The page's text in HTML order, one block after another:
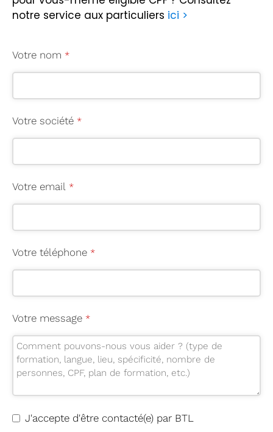
notre service aux particuliers ici >
Votre nom *
Votre société *
Votre email *
Votre téléphone *
Votre message *
C J'accepte d'être contacté(e) par BTL